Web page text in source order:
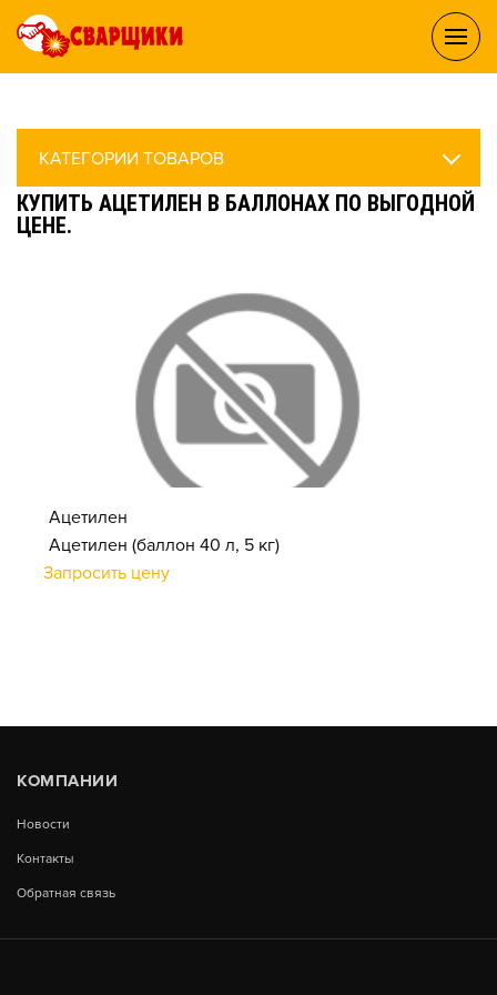
КАТЕГОРИИ ТОВАРОВ
КУПИТЬ АЦЕТИЛЕН В БАЛЛОНАХ ПО ВЫГОДНОЙ
ЦЕНЕ.
Ацетилен
Ацетилен (баллон 40 л, 5 кг)
Запросить цену
КОМПАНИИ
Новости
Контакты
Обратная связь